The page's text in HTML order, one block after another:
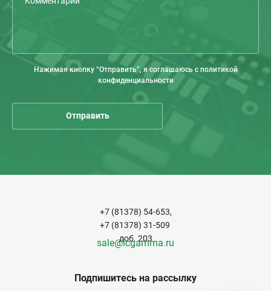
Нажимая кнопку “Отправить”, я соглашаюсь с политикой
конфиденциальности
Подпишитесь на рассылку
+7 (81378) 54-653,
+7 (81378) 31-509
доб. 203
sale@icgamma.ru